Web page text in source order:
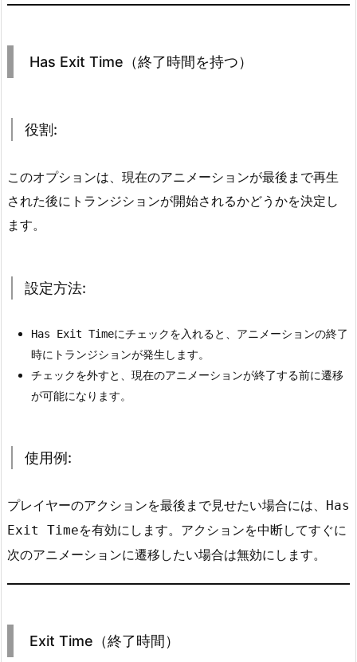
s
i
e
（終
持
2.
1.
役
割:
設
方
2.
例:
Has Exit Time（終了時間を持つ）
役割:
このオプションは、現在のアニメーションが最後まで再生
された後にトランジションが開始されるかどうかを決定し
ます。
設定方法:
Has Exit Timeにチェックを入れると、アニメーションの終了
時にトランジションが発生します。
チェックを外すと、現在のアニメーションが終了する前に遷移
が可能になります。
使用例:
プレイヤーのアクションを最後まで見せたい場合には、
Has
Exit Timeを有効にします。アクションを中断してすぐに
次のアニメーションに遷移したい場合は無効にします。
Exit Time（終了時間）